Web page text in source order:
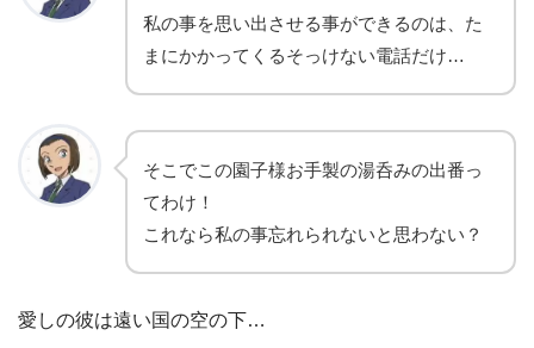
私の事を思い出させる事ができるのは、た
まにかかってくるそっけない電話だけ…
そこでこの園子様お手製の湯呑みの出番っ
てわけ！
これなら私の事忘れられないと思わない？
愛しの彼は遠い国の空の下…